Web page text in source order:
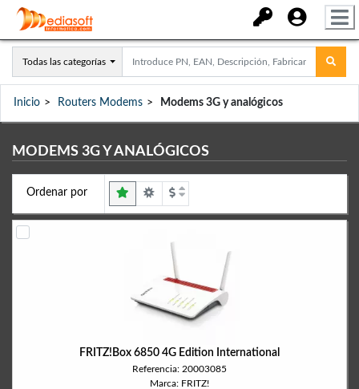
Todas las categorías
Inicio Routers Modems Modems 3G y analógicos
MODEMS 3G Y ANALÓGICOS
Ordenar por
FRITZ!Box 6850 4G Edition International
Referencia: 20003085
Marca: FRITZ!